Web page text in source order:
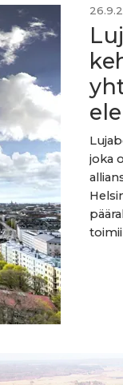
joka
toimii